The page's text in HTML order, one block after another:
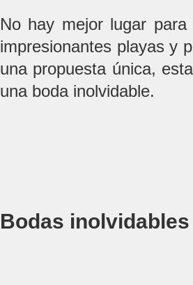
No hay mejor lugar
impresionantes playas y
una propuesta única,
una boda inolvidable.
Bodas